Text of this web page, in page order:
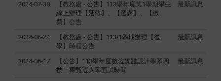
2024-07-30
【教務處 - 公告】113學年度第1學期學生
線上辦理【延修】、【選課】、【繳
費】公告
最新訊息
2024-06-24
【教務處 - 公告】113-1學期辦理【復
學】時程公告
最新訊息
2024-06-17
【公告】113學年度數位媒體設計學系四
技二專甄選入學面試時間
最新訊息